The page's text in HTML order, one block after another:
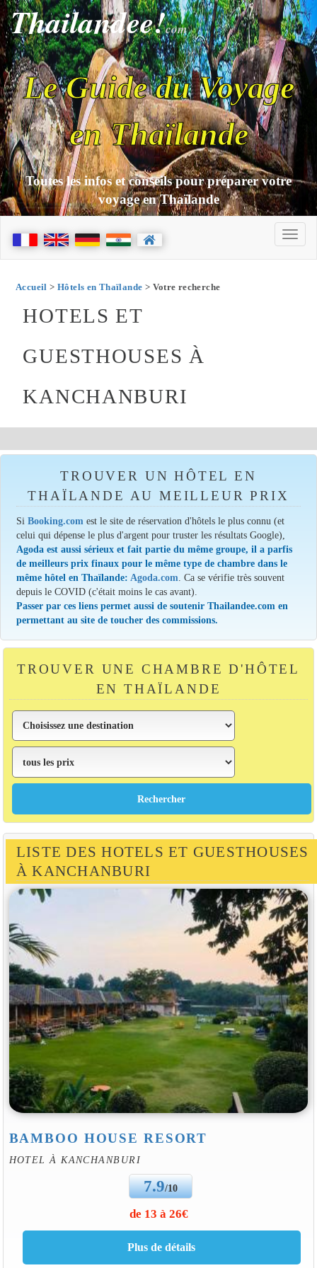
Thailandee!com
Le Guide du Voyage
en Thaïlande
Toutes les infos et conseils pour préparer votre
voyage en Thaïlande
Accueil > Hôtels en Thaïlande > Votre recherche
HOTELS ET
GUESTHOUSES À
KANCHANBURI
TROUVER UN HÔTEL EN
THAÏLANDE AU MEILLEUR PRIX
SiBooking.com est le site de réservation d'hôtels le plus connu (et
celui qui dépense le plus d'argent pour truster les résultats Google),
Agoda est aussi sérieux et fait partie du même groupe, il a parfis
de meilleurs prix finaux pour le même type de chambre dans le
même hôtel en Thaïlande:Agoda.com. Ca se vérifie très souvent
depuis le COVID (c'était moins le cas avant).
Passer par ces liens permet aussi de soutenir Thailandee.com en
permettant au site de toucher des commissions.
TROUVER UNE CHAMBRE D'HÔTEL
EN THAÏLANDE
LISTE DES HOTELS ET GUESTHOUSES
À KANCHANBURI
BAMBOO HOUSE RESORT
HOTEL À KANCHANBURI
7.9/10
de 13 à 26€